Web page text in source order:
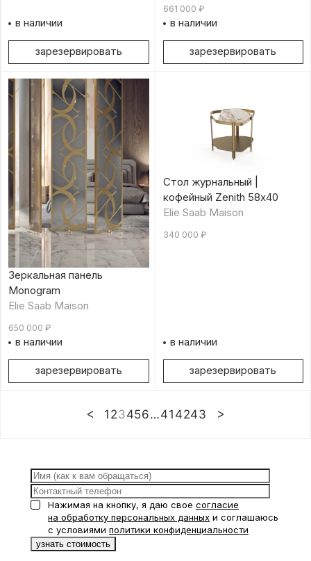
в наличии
зарезервировать
661 000 ₽
в наличии
зарезервировать
Зеркальная панель
Monogram
Elie Saab Maison
650 000 ₽
в наличии
зарезервировать
Стол журнальный |
кофейный Zenith 58х40
Elie Saab Maison
340 000 ₽
в наличии
зарезервировать
1 23456…41 4243
Нажимая на кнопку, я даю свое согласие
на обработку персональных данных и соглашаюсь
с условиями политики конфиденциальности